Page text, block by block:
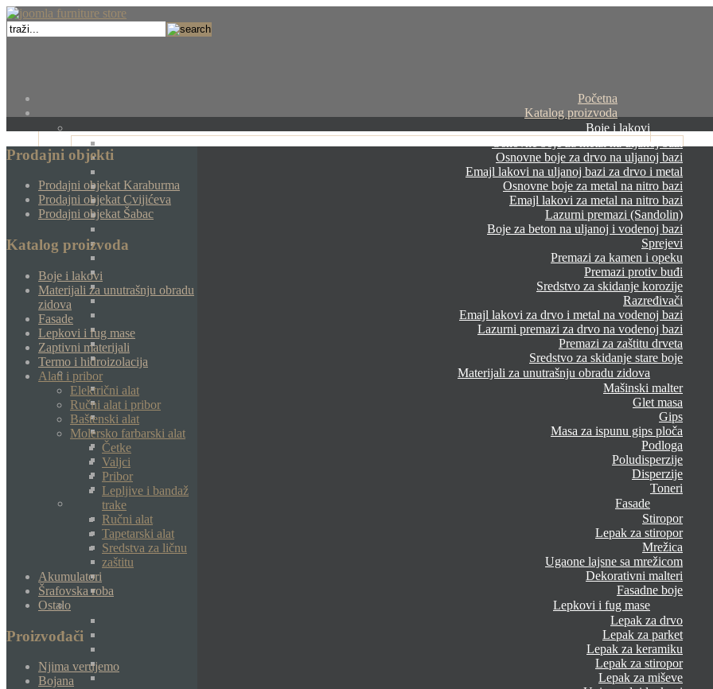
Početna
Katalog proizvoda
Boje i lakovi
Osnovne boje za metal na uljanoj bazi
Osnovne boje za drvo na uljanoj bazi
Emajl lakovi na uljanoj bazi za drvo i metal
Osnovne boje za metal na nitro bazi
Emajl lakovi za metal na nitro bazi
Lazurni premazi (Sandolin)
Boje za beton na uljanoj i vodenoj bazi
Sprejevi
Premazi za kamen i opeku
Premazi protiv buđi
Sredstvo za skidanje korozije
Razređivači
Emajl lakovi za drvo i metal na vodenoj bazi
Lazurni premazi za drvo na vodenoj bazi
Premazi za zaštitu drveta
Sredstvo za skidanje stare boje
Materijali za unutrašnju obradu zidova
Mašinski malter
Glet masa
Gips
Masa za ispunu gips ploča
Podloga
Poludisperzije
Disperzije
Toneri
Fasade
Stiropor
Lepak za stiropor
Mrežica
Ugaone lajsne sa mrežicom
Dekorativni malteri
Fasadne boje
Lepkovi i fug mase
Lepak za drvo
Lepak za parket
Lepak za keramiku
Lepak za stiropor
Lepak za miševe
Prodajni objekti
Prodajni objekat Karaburma
Prodajni objekat Cvijićeva
Prodajni objekat Šabac
Katalog proizvoda
Boje i lakovi
Materijali za unutrašnju obradu
zidova
Fasade
Lepkovi i fug mase
Zaptivni materijali
Termo i hidroizolacija
Alati i pribor
Električni alat
Ručni alat i pribor
Baštenski alat
Molersko farbarski alat
Četke
Valjci
Pribor
Lepljive i bandaž
trake
Ručni alat
Tapetarski alat
Sredstva za ličnu
zaštitu
Akumulatori
Šrafovska roba
Ostalo
Proizvođači
Njima verujemo
Bojana